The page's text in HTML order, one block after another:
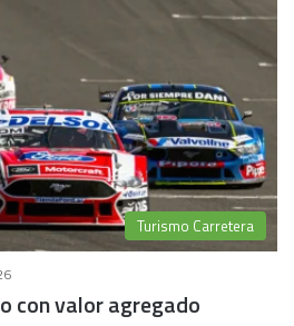
Turismo Carretera
con valor agregado